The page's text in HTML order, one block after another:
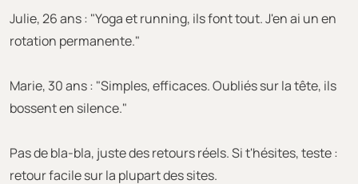
Julie, 26 ans : "Yoga et running, ils font tout. J'en ai un en
rotation permanente."
Marie, 30 ans : "Simples, efficaces. Oubliés sur la tête, ils
bossent en silence."
Pas de bla-bla, juste des retours réels. Si t'hésites, teste :
retour facile sur la plupart des sites.